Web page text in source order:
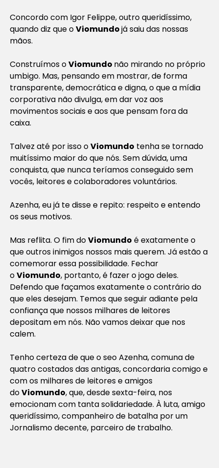
Concordo com Igor Felippe, outro queridíssimo,
quando diz que oViomundojá saiu das nossas
mãos.
Construímos oViomundo não mirando no próprio
umbigo. Mas, pensando em mostrar, de forma
transparente, democrática e digna, o que a mídia
corporativa não divulga, em dar voz aos
movimentos sociais e aos que pensam fora da
caixa.
Talvez até por isso oViomundo tenha se tornado
muitíssimo maior do que nós. Sem dúvida, uma
conquista, que nunca teríamos conseguido sem
vocês, leitores e colaboradores voluntários.
Azenha, eu já te disse e repito: respeito e entendo
os seus motivos.
Mas reflita. O fim doViomundo é exatamente o
que outros inimigos nossos mais querem. Já estão a
comemorar essa possibilidade. Fechar
oViomundo, portanto, é fazer o jogo deles.
Defendo que façamos exatamente o contrário do
que eles desejam. Temos que seguir adiante pela
confiança que nossos milhares de leitores
depositam em nós. Não vamos deixar que nos
calem.
Tenho certeza de que oseoAzenha, comuna de
quatro costados das antigas, concordaria comigo e
com os milhares de leitores e amigos
doViomundo, que, desde sexta-feira, nos
emocionam com tanta solidariedade. À luta, amigo
queridíssimo, companheiro de batalha por um
Jornalismo decente, parceiro de trabalho.